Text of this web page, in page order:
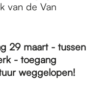
van de Van
29 maart - tussen
- toegang
weggelopen!